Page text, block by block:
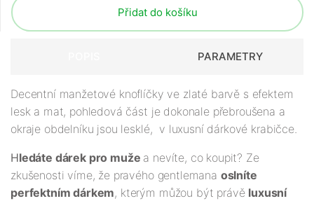
Přidat do košíku
PARAMETRY
Decentní manžetové knoflíčky ve zlaté barvě s efektem
lesk a mat, pohledová část je dokonale přebroušena a
okraje obdelníku jsou lesklé, v luxusní dárkové krabičce.
Hledáte dárek pro muže a nevíte, co koupit? Ze
zkušenosti víme, že pravého gentlemana oslníte
perfektním dárkem, kterým můžou být právě luxusní